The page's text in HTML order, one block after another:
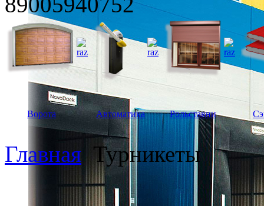
Ворота Автоматика Рольставни
Главная Турникеты